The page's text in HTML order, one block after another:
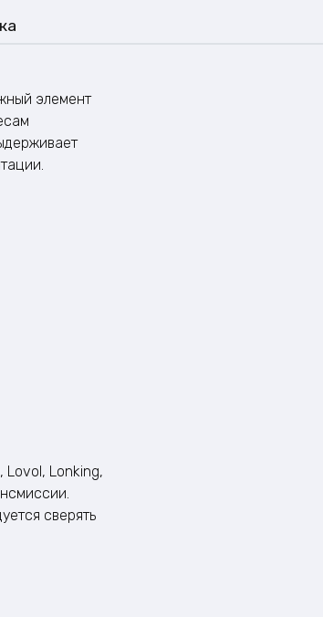
элемент
Lovol, Lonking,
сверять